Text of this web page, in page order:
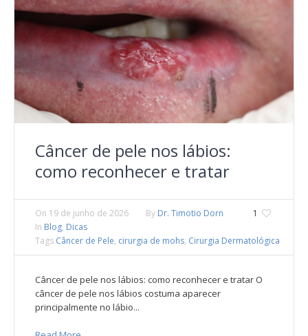
Câncer de pele nos lábios:
como reconhecer e tratar
1
On 19 de junho de 2026 By Dr. Timotio Dorn
In Blog, Dicas
Tags Câncer de Pele, cirurgia de mohs, Cirurgia Dermatológica
Câncer de pele nos lábios: como reconhecer e tratar O
câncer de pele nos lábios costuma aparecer
principalmente no lábio...